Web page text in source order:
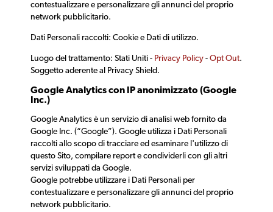
contestualizzare e personalizzare gli annunci del proprio
network pubblicitario.
Dati Personali raccolti: Cookie e Dati di utilizzo.
Luogo del trattamento: Stati Uniti - Privacy Policy - Opt Out.
Soggetto aderente al Privacy Shield.
Google Analytics con IP anonimizzato (Google
Inc.)
Google Analytics è un servizio di analisi web fornito da
Google Inc. (“Google”). Google utilizza i Dati Personali
raccolti allo scopo di tracciare ed esaminare l'utilizzo di
questo Sito, compilare report e condividerli con gli altri
servizi sviluppati da Google.
Google potrebbe utilizzare i Dati Personali per
contestualizzare e personalizzare gli annunci del proprio
network pubblicitario.